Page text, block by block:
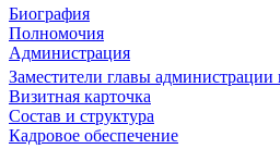
Биография
Полномочия
Администрация
Заместители главы администрации
Визитная карточка
Состав и структура
Кадровое обеспечение